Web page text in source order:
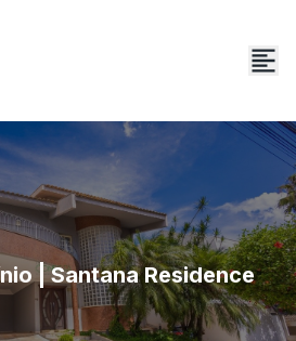
| Santana Residence